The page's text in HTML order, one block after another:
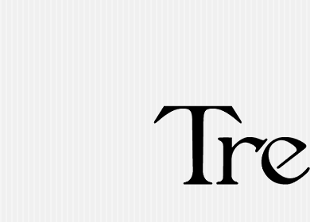
Treelife OÜ
Ohtlike puude langetamine,